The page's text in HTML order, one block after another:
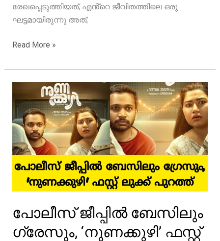
രേഖപ്പെടുത്തിയത്, എൻ്റെ ജീവിതത്തിലെ ഒരു
ഘട്ടമായിരുന്നു അത്;
അമ്മ
ആ
രഹസ്യം
രേഖപ്പെടുത്തിയത്,
എൻ്റെ
ജീവിതത്തിലെ
ഒരു
ഘട്ടമായിരുന്നു
അത്;
ആഹാന
കൃഷ്ണ
Read More »
പോലീസ് ജീപ്പിൽ ബേസിലും
ഗ്രേസും, ‘നുണക്കുഴി’ ഫസ്റ്റ്